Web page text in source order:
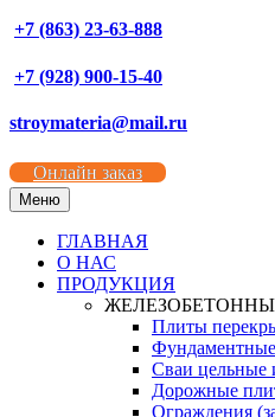
+7 (863) 23-63-888
+7 (928) 900-15-40
stroymateria@mail.ru
Онлайн заказ
Меню
ГЛАВНАЯ
О НАС
ПРОДУКЦИЯ
Плиты
Сваи цельные
Дорожные
Ограждения